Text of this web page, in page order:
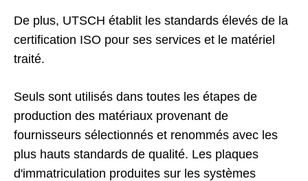
De plus, UTSCH établit les standards élevés de la
certification ISO pour ses services et le matériel
traité.
Seuls sont utilisés dans toutes les étapes de
production des matériaux provenant de
fournisseurs sélectionnés et renommés avec les
plus hauts standards de qualité. Les plaques
d'immatriculation produites sur les systèmes